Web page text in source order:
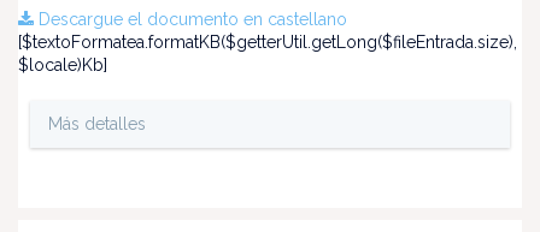
Descargue el documento en castellano
[$textoFormatea.formatKB($getterUtil.getLong($fileEntrada.size),
$locale)Kb]
Más detalles